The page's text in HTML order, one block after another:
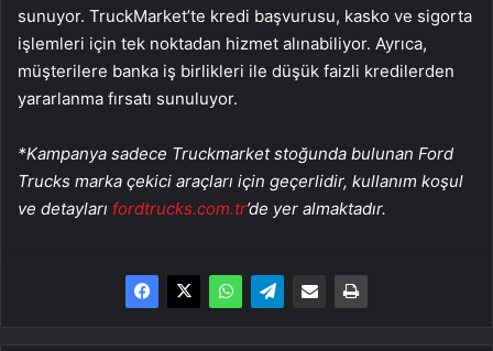
sunuyor. TruckMarket’te kredi başvurusu, kasko ve sigorta
işlemleri için tek noktadan hizmet alınabiliyor. Ayrıca,
müşterilere banka iş birlikleri ile düşük faizli kredilerden
yararlanma fırsatı sunuluyor.
*Kampanya sadece Truckmarket stoğunda bulunan Ford
Trucks marka çekici araçları için geçerlidir, kullanım koşul
ve detayları fordtrucks.com.tr’de yer almaktadır.